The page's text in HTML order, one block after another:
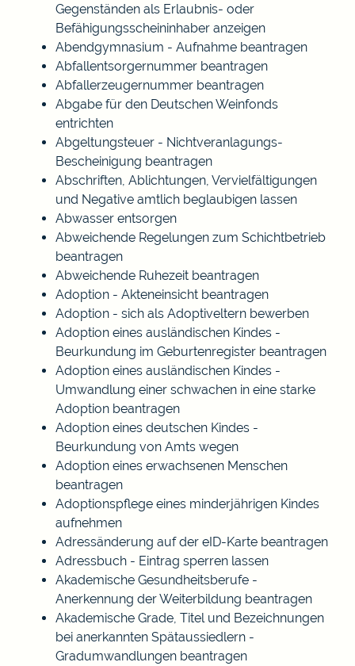
Gegenständen als Erlaubnis- oder
Befähigungsscheininhaber anzeigen
Abendgymnasium - Aufnahme beantragen
Abfallentsorgernummer beantragen
Abfallerzeugernummer beantragen
Abgabe für den Deutschen Weinfonds
entrichten
Abgeltungsteuer - Nichtveranlagungs-
Bescheinigung beantragen
Abschriften, Ablichtungen, Vervielfältigungen
und Negative amtlich beglaubigen lassen
Abwasser entsorgen
Abweichende Regelungen zum Schichtbetrieb
beantragen
Abweichende Ruhezeit beantragen
Adoption - Akteneinsicht beantragen
Adoption - sich als Adoptiveltern bewerben
Adoption eines ausländischen Kindes -
Beurkundung im Geburtenregister beantragen
Adoption eines ausländischen Kindes -
Umwandlung einer schwachen in eine starke
Adoption beantragen
Adoption eines deutschen Kindes -
Beurkundung von Amts wegen
Adoption eines erwachsenen Menschen
beantragen
Adoptionspflege eines minderjährigen Kindes
aufnehmen
Adressänderung auf der eID-Karte beantragen
Adressbuch - Eintrag sperren lassen
Akademische Gesundheitsberufe -
Anerkennung der Weiterbildung beantragen
Akademische Grade, Titel und Bezeichnungen
bei anerkannten Spätaussiedlern -
Gradumwandlungen beantragen